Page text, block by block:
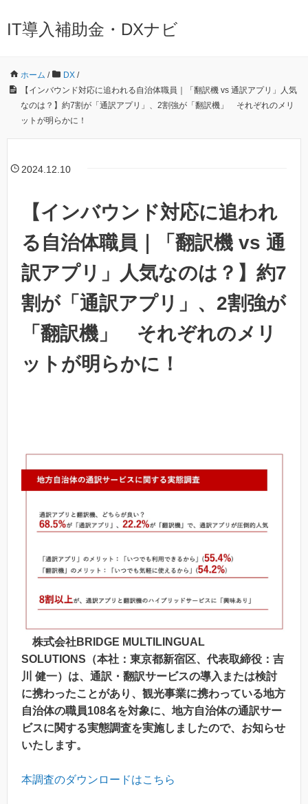
IT導入補助金・DXナビ
ホーム / DX /
【インバウンド対応に追われる自治体職員｜「翻訳機 vs 通訳アプリ」人気
なのは？】約7割が「通訳アプリ」、2割強が「翻訳機」 それぞれのメリ
ットが明らかに！
2024.12.10
【インバウンド対応に追われ
る自治体職員｜「翻訳機 vs 通
訳アプリ」人気なのは？】約7
割が「通訳アプリ」、2割強が
「翻訳機」 それぞれのメリ
ットが明らかに！
株式会社BRIDGE MULTILINGUAL
SOLUTIONS（本社：東京都新宿区、代表取締役：吉
川 健一）は、通訳・翻訳サービスの導入または検討
に携わったことがあり、観光事業に携わっている地方
自治体の職員108名を対象に、地方自治体の通訳サー
ビスに関する実態調査を実施しましたので、お知らせ
いたします。
本調査のダウンロードはこちら